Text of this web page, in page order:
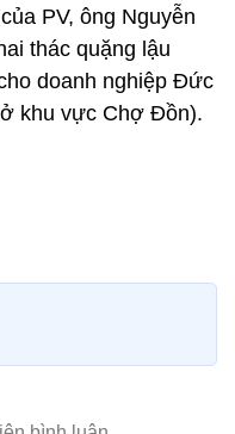
PV, ông Nguyễn
thác quặng lậu
doanh nghiệp Đức
khu vực Chợ Đồn).